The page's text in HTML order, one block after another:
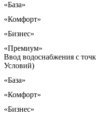
«База»
«Комфорт»
«Бизнес»
«Премиум»
Ввод водоснабжения с
Условий)
«База»
«Комфорт»
«Бизнес»